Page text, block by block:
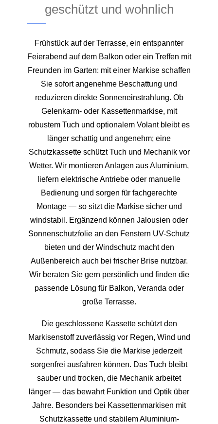
geschützt und wohnlich
Frühstück auf der Terrasse, ein entspannter
Feierabend auf dem Balkon oder ein Treffen mit
Freunden im Garten: mit einer Markise schaffen
Sie sofort angenehme Beschattung und
reduzieren direkte Sonneneinstrahlung. Ob
Gelenkarm- oder Kassettenmarkise, mit
robustem Tuch und optionalem Volant bleibt es
länger schattig und angenehm; eine
Schutzkassette schützt Tuch und Mechanik vor
Wetter. Wir montieren Anlagen aus Aluminium,
liefern elektrische Antriebe oder manuelle
Bedienung und sorgen für fachgerechte
Montage — so sitzt die Markise sicher und
windstabil. Ergänzend können Jalousien oder
Sonnenschutzfolie an den Fenstern UV-Schutz
bieten und der Windschutz macht den
Außenbereich auch bei frischer Brise nutzbar.
Wir beraten Sie gern persönlich und finden die
passende Lösung für Balkon, Veranda oder
große Terrasse.
Die geschlossene Kassette schützt den
Markisenstoff zuverlässig vor Regen, Wind und
Schmutz, sodass Sie die Markise jederzeit
sorgenfrei ausfahren können. Das Tuch bleibt
sauber und trocken, die Mechanik arbeitet
länger — das bewahrt Funktion und Optik über
Jahre. Besonders bei Kassettenmarkisen mit
Schutzkassette und stabilem Aluminium-